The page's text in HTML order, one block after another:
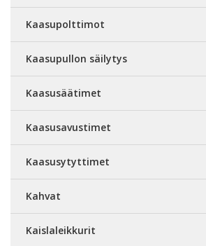
Kaasupolttimot
Kaasupullon säilytys
Kaasusäätimet
Kaasusavustimet
Kaasusytyttimet
Kahvat
Kaislaleikkurit